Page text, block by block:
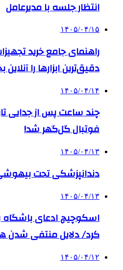
انتظار جلسه با مدیرعامل
۱۴۰۵/۰۴/۱۵
راهنمای جامع خرید
دقیق‌ترین ابزارها را آنلاین
۱۴۰۵/۰۴/۱۴
چند ساعت پس از جدایی
فوتبال گل‌گهر شد!
۱۴۰۵/۰۴/۱۳
دندانپزشکی تحت
۱۴۰۵/۰۴/۱۳
اسکوچیچ ادعای باشگاه
کرد/ دلایل منتفی شدن
۱۴۰۵/۰۴/۱۲